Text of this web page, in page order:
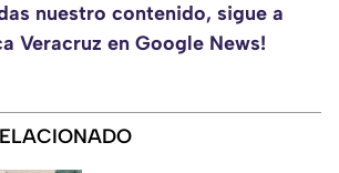
nuestro contenido, sigue a
Veracruz en Google News!